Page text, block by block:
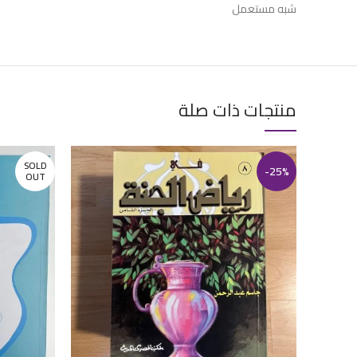
شبه مستعمل
منتجات ذات صلة
-25%
SOLD
OUT